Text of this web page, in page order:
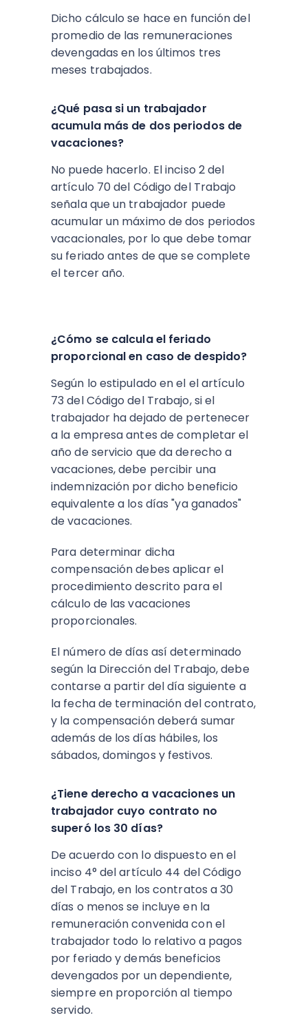
Dicho cálculo se hace en función del
promedio de las remuneraciones
devengadas en los últimos tres
meses trabajados.
¿Qué pasa si un trabajador
acumula más de dos periodos de
vacaciones?
No puede hacerlo. El inciso 2 del
artículo 70 del Código del Trabajo
señala que un trabajador puede
acumular un máximo de dos periodos
vacacionales, por lo que debe tomar
su feriado antes de que se complete
el tercer año.
¿Cómo se calcula el feriado
proporcional en caso de despido?
Según lo estipulado en el el artículo
73 del Código del Trabajo, si el
trabajador ha dejado de pertenecer
a la empresa antes de completar el
año de servicio que da derecho a
vacaciones, debe percibir una
indemnización por dicho beneficio
equivalente a los días "ya ganados"
de vacaciones.
Para determinar dicha
compensación debes aplicar el
procedimiento descrito para el
cálculo de las vacaciones
proporcionales.
El número de días así determinado
según la Dirección del Trabajo, debe
contarse a partir del día siguiente a
la fecha de terminación del contrato,
y la compensación deberá sumar
además de los días hábiles, los
sábados, domingos y festivos.
¿Tiene derecho a vacaciones un
trabajador cuyo contrato no
superó los 30 días?
De acuerdo con lo dispuesto en el
inciso 4° del artículo 44 del Código
del Trabajo, en los contratos a 30
días o menos se incluye en la
remuneración convenida con el
trabajador todo lo relativo a pagos
por feriado y demás beneficios
devengados por un dependiente,
siempre en proporción al tiempo
servido.